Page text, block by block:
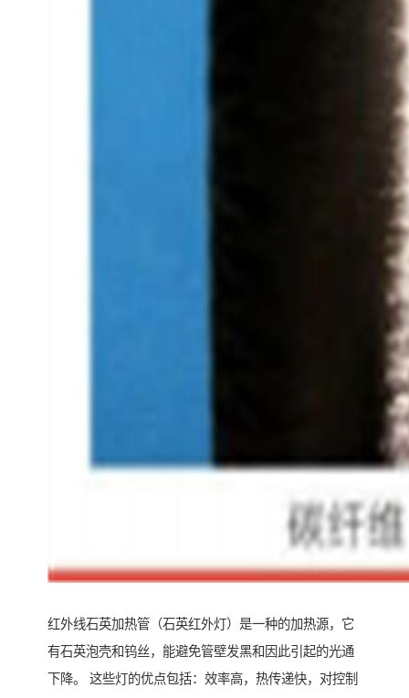
红外线石英加热管（石英红外灯）是一种的加热源，它
有石英泡壳和钨丝，能避免管壁发黑和因此引起的光通
下降。 这些灯的优点包括：效率高，热传递快，对控制